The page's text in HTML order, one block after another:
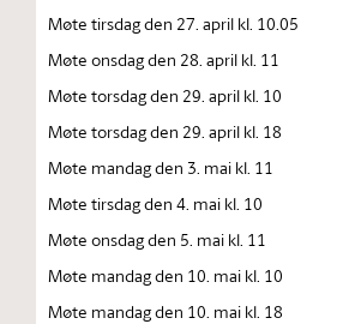
Møte tirsdag den 27. april kl. 10.05
Møte onsdag den 28. april kl. 11
Møte torsdag den 29. april kl. 10
Møte torsdag den 29. april kl. 18
Møte mandag den 3. mai kl. 11
Møte tirsdag den 4. mai kl. 10
Møte onsdag den 5. mai kl. 11
Møte mandag den 10. mai kl. 10
Møte mandag den 10. mai kl. 18